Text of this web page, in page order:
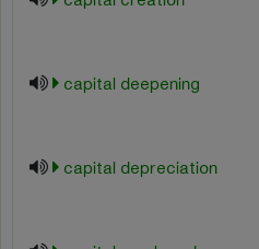
capital deepening
capital depreciation